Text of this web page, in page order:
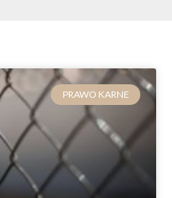
PRAWO KARNE